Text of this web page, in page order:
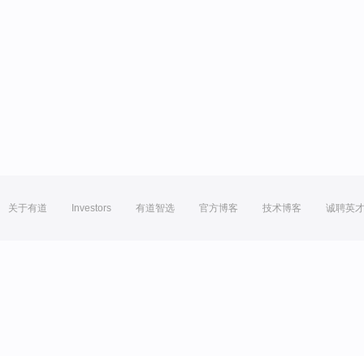
关于有道 Investors 有道智选 官方博客 技术博客 诚聘英才